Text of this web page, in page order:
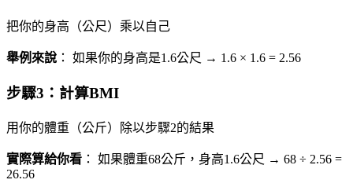
把你的身高（公尺）乘以自己
舉例來說 ： 如果你的身高是1.6公尺 → 1.6 × 1.6 = 2.56
步驟3：計算BMI
用你的體重（公斤）除以步驟2的結果
實際算給你看 ： 如果體重68公斤，身高1.6公尺 → 68 ÷ 2.56 =
26.56